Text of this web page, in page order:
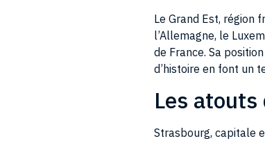
l’Allemagne, le
de France. Sa
d’histoire en font un
Les atouts
internationale avec